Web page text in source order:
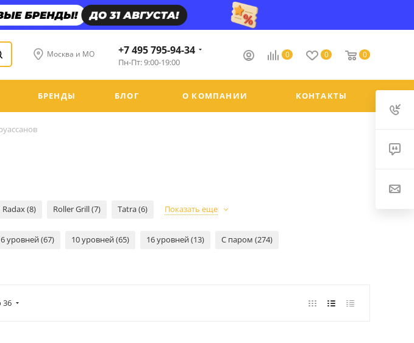
Москва и МО 0 0 0
+7 495 795-94-34
Пн-Пт: 9:00-19:00
БРЕНДЫ БЛОГ О КОМПАНИИ КОНТАКТЫ
Radax (8) Roller Grill (7) Tatra (6) Показать еще
6 уровней (67) 10 уровней (65) 16 уровней (13) С паром (274)
36